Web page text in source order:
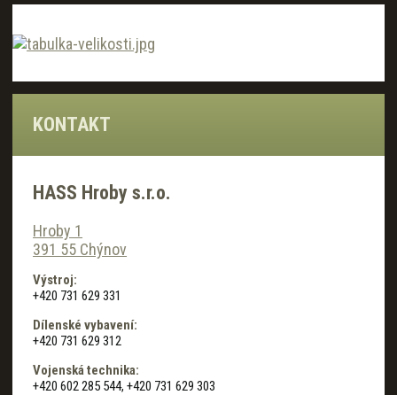
KONTAKT
HASS Hroby s.r.o.
Hroby 1
391 55 Chýnov
Výstroj:
+420 731 629 331
Dílenské vybavení:
+420 731 629 312
Vojenská technika:
+420 602 285 544, +420 731 629 303